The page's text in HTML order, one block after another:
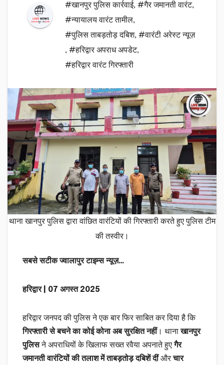
#खानपुर पुलिस कार्रवाई, #गैर जमानती वारंट,
#न्यायालय वारंट तामील,
#पुलिस ताबड़तोड़ दबिश, #वारंटी अरेस्ट न्यूज़
, #हरिद्वार अपराध अपडेट,
#हरिद्वार वारंट गिरफ्तारी
थाना खानपुर पुलिस द्वारा वांछित वारंटियों की गिरफ्तारी करते हुए पुलिस टीम
की तस्वीर।
सबसे सटीक ज्वालापुर टाइम्स न्यूज़…
हरिद्वार | 07 अगस्त 2025
हरिद्वार जनपद की पुलिस ने एक बार फिर साबित कर दिया है कि
गिरफ्तारी से बचने का कोई कोना अब सुरक्षित नहीं। थानाखानपुर
पुलिसने अपराधियों के खिलाफ सख्त रवैया अपनाते हुएगैर
जमानती वारंटियों की तलाश में ताबड़तोड़ दबिशें दींऔरचार